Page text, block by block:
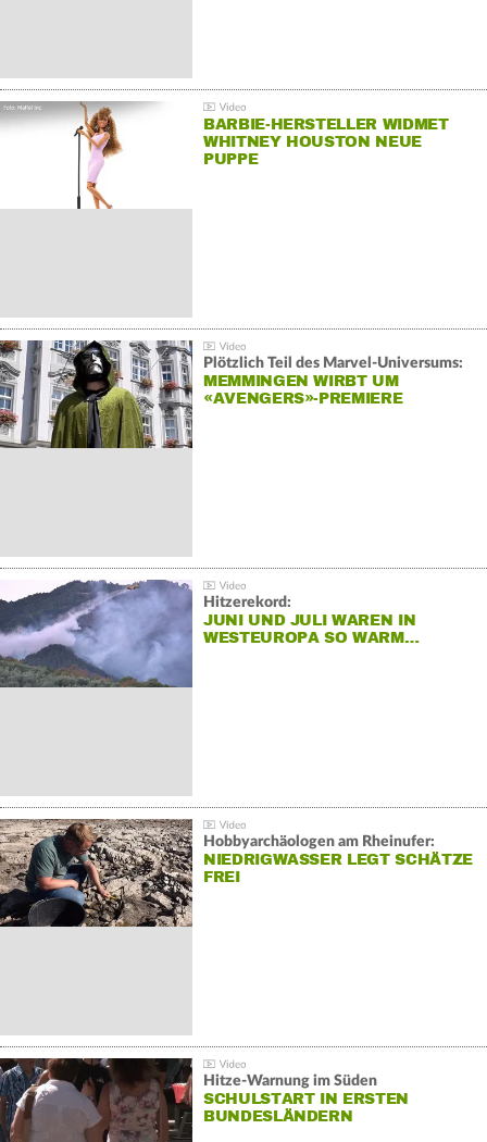
BARBIE-HERSTELLER WIDMET
WHITNEY HOUSTON NEUE
PUPPE
Plötzlich Teil des Marvel-Universums:
MEMMINGEN WIRBT UM
«AVENGERS»-PREMIERE
Hitzerekord:
JUNI UND JULI WAREN IN
WESTEUROPA SO WARM…
Hobbyarchäologen am Rheinufer:
NIEDRIGWASSER LEGT SCHÄTZE
FREI
Hitze-Warnung im Süden
SCHULSTART IN ERSTEN
BUNDESLÄNDERN